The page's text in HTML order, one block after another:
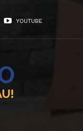
YOUTUBE